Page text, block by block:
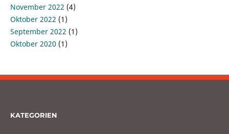
November 2022 (4)
Oktober 2022 (1)
September 2022 (1)
Oktober 2020 (1)
KATEGORIEN